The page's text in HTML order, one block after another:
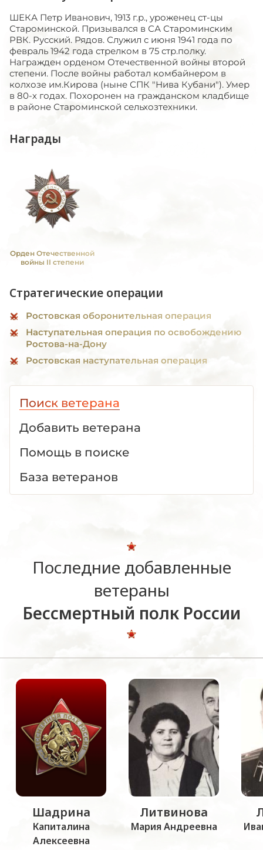
ШЕКА Петр Иванович, 1913 г.р., уроженец ст-цы
Староминской. Призывался в СА Староминским
РВК. Русский. Рядов. Служил с июня 1941 года по
февраль 1942 года стрелком в 75 стр.полку.
Награжден орденом Отечественной войны второй
степени. После войны работал комбайнером в
колхозе им.Кирова (ныне СПК "Нива Кубани"). Умер
в 80-х годах. Похоронен на гражданском кладбище
в районе Староминской сельхозтехники.
Награды
Орден Отечественной
войны II степени
Стратегические операции
Ростовская оборонительная операция
Наступательная операция по освобождению
Ростова-на-Дону
Ростовская наступательная операция
Поиск ветерана
Добавить ветерана
Помощь в поиске
База ветеранов
Последние добавленные
ветераны
Бессмертный полк России
Шадрина
Капиталина
Алексеевна
Литвинова
Мария Андреевна